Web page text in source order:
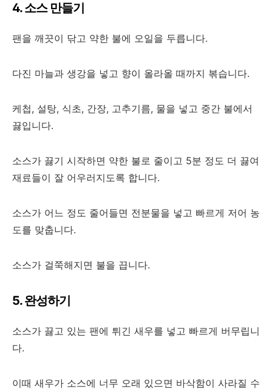
4. 소스 만들기
팬을 깨끗이 닦고 약한 불에 오일을 두릅니다.
다진 마늘과 생강을 넣고 향이 올라올 때까지 볶습니다.
케첩, 설탕, 식초, 간장, 고추기름, 물을 넣고 중간 불에서
끓입니다.
소스가 끓기 시작하면 약한 불로 줄이고 5분 정도 더 끓여
재료들이 잘 어우러지도록 합니다.
소스가 어느 정도 줄어들면 전분물을 넣고 빠르게 저어 농
도를 맞춥니다.
소스가 걸쭉해지면 불을 끕니다.
5. 완성하기
소스가 끓고 있는 팬에 튀긴 새우를 넣고 빠르게 버무립니
다.
이때 새우가 소스에 너무 오래 있으면 바삭함이 사라질 수